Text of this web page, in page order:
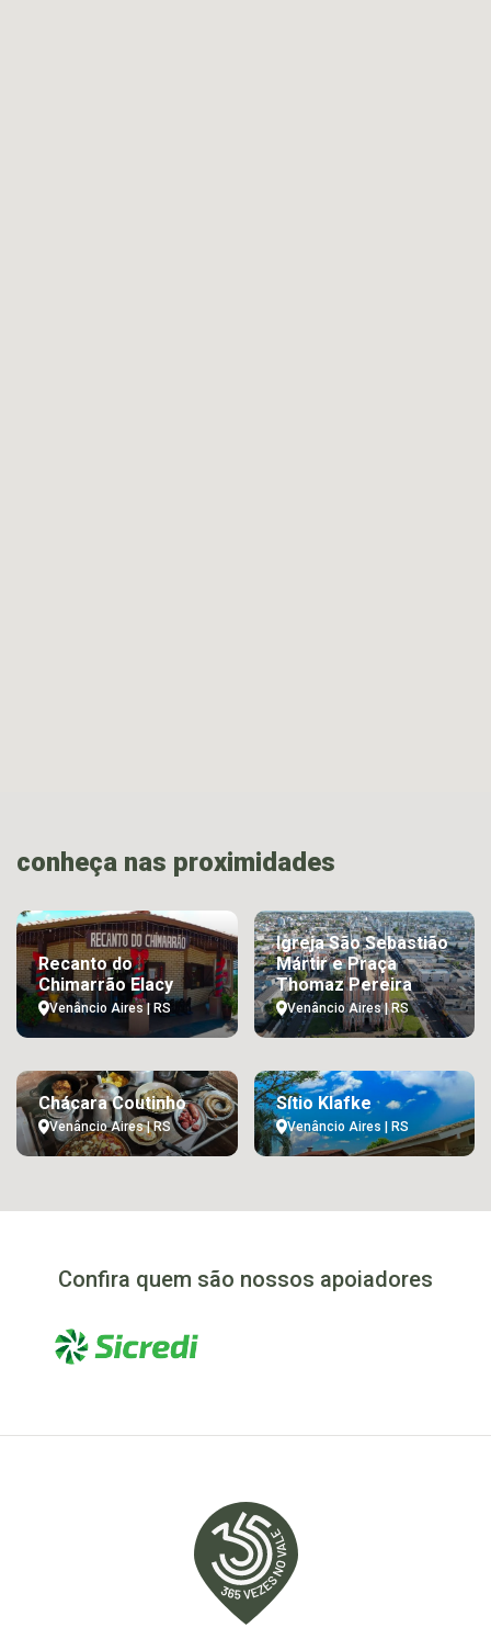
conheça nas proximidades
Recanto do
Chimarrão Elacy
Venâncio Aires | RS
Igreja São Sebastião
Mártir e Praça
Thomaz Pereira
Venâncio Aires | RS
Chácara Coutinho
Venâncio Aires | RS
Sítio Klafke
Venâncio Aires | RS
Confira quem são nossos apoiadores